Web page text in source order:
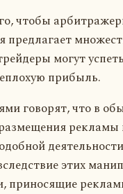
чтобы
могут
прибыль.
говорят, что в
этих